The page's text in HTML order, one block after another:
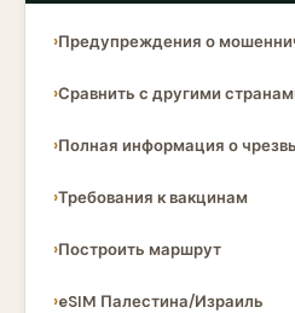
Предупреждения о
Сравнить с другими
Полная информация о
Требования к вакцинам
Построить маршрут
eSIM Палестина/Израиль